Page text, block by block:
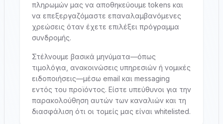
πληρωμών μας να αποθηκεύουμε tokens και
να επεξεργαζόμαστε επαναλαμβανόμενες
χρεώσεις όταν έχετε επιλέξει πρόγραμμα
συνδρομής.
Στέλνουμε βασικά μηνύματα—όπως
τιμολόγια, ανακοινώσεις υπηρεσιών ή νομικές
ειδοποιήσεις—μέσω email και messaging
εντός του προϊόντος. Είστε υπεύθυνοι για την
παρακολούθηση αυτών των καναλιών και τη
διασφάλιση ότι οι τομείς μας είναι whitelisted.